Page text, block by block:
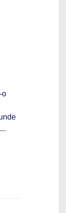
o